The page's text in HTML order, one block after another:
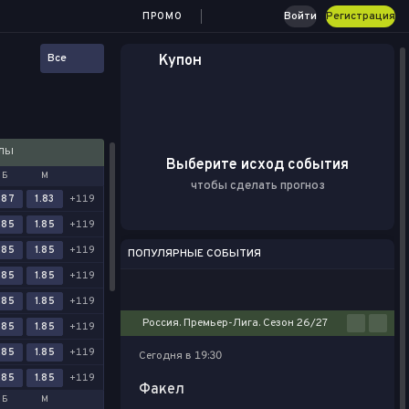
ПРОМО Войти Регистрация
Все
Б М
1.83
+119
1.85
+119
1.85
+119
1.85
+119
1.85
+119
1.85
+119
1.85
+119
1.85 +119
Б М
Купон
Выберите исход события
чтобы сделать прогноз
ПОПУЛЯРНЫЕ СОБЫТИЯ
Россия. Премьер-Лига. Сезон 26/27
Сегодня в 19:30
Факел